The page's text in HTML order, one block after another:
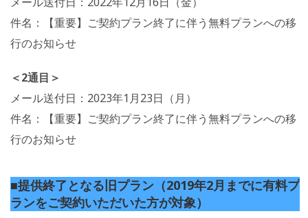
件名：【重要】ご契約プラン終了に伴う無料プランへの移
行のお知らせ
＜2通目＞
メール送付日：2023年1月23日（月）
件名：【重要】ご契約プラン終了に伴う無料プランへの移
行のお知らせ
■提供終了となる旧プラン（2019年2月までに有料プ
ランをご契約いただいた方が対象）